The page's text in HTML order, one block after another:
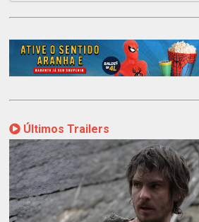
Últimos Trailers